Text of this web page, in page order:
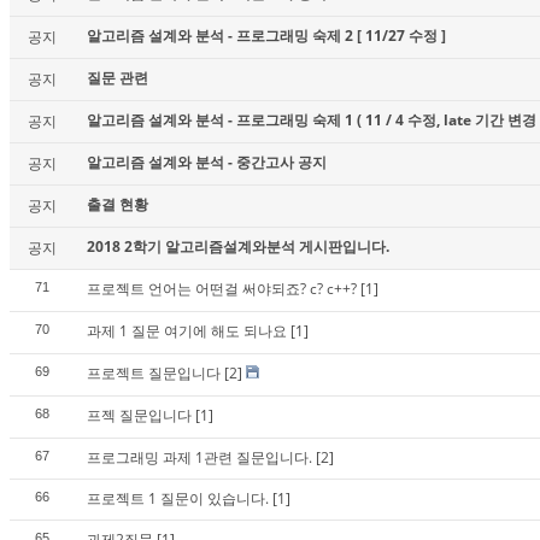
공지 알고리즘 설계와 분석 - 프로그래밍 숙제 2 [ 11/27 수정 ]
공지 질문 관련
공지 알고리즘 설계와 분석 - 프로그래밍 숙제 1 ( 11 / 4 수정, late 기간 변경
공지 알고리즘 설계와 분석 - 중간고사 공지
공지 출결 현황
공지 2018 2학기 알고리즘설계와분석 게시판입니다.
71 프로젝트 언어는 어떤걸 써야되죠? c? c++? [1]
70 과제 1 질문 여기에 해도 되나요 [1]
69 프로젝트 질문입니다 [2]
68 프젝 질문입니다 [1]
67 프로그래밍 과제 1관련 질문입니다. [2]
66 프로젝트 1 질문이 있습니다. [1]